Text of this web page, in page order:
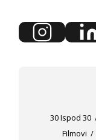
30 Ispod 30
Filmovi